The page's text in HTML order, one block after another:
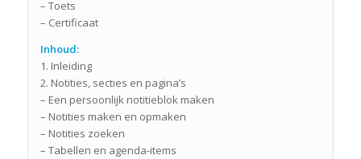
– Toets
– Certificaat
Inhoud:
1. Inleiding
2. Notities, secties en pagina’s
– Een persoonlijk notitieblok maken
– Notities maken en opmaken
– Notities zoeken
– Tabellen en agenda-items